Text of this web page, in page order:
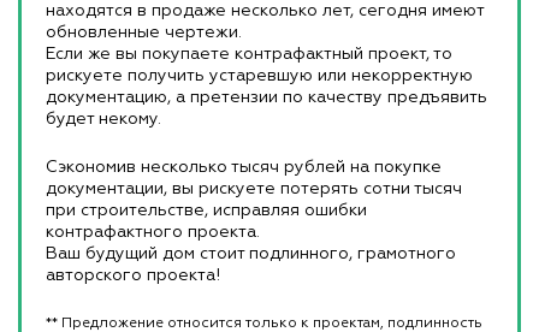
находятся в продаже несколько лет, сегодня имеют
обновленные чертежи.
Если же вы покупаете контрафактный проект, то
рискуете получить устаревшую или некорректную
документацию, а претензии по качеству предъявить
будет некому.
Сэкономив несколько тысяч рублей на покупке
документации, вы рискуете потерять сотни тысяч
при строительстве, исправляя ошибки
контрафактного проекта.
Ваш будущий дом стоит подлинного, грамотного
авторского проекта!
** Предложение относится только к проектам, подлинность